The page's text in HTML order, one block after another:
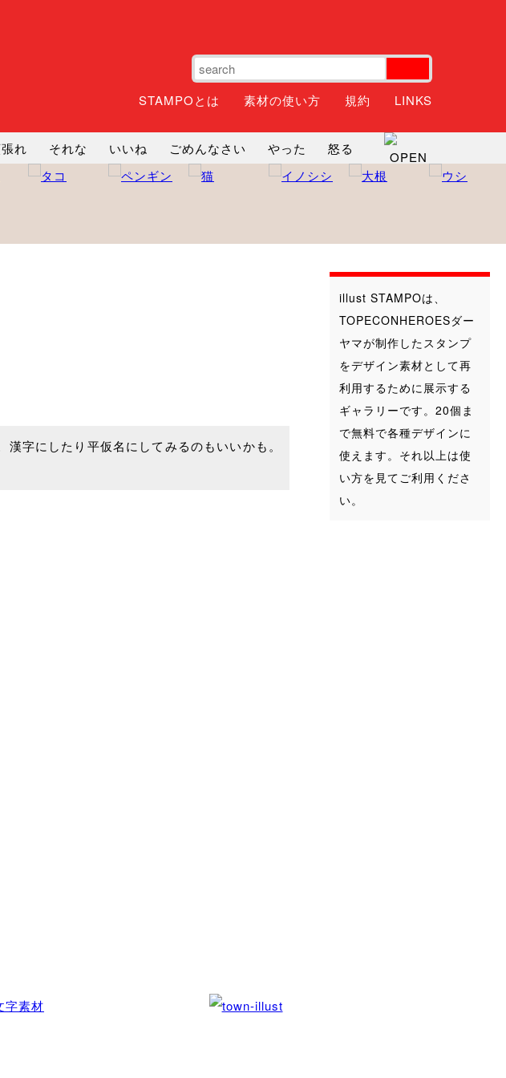
STAMPOとは 素材の使い方 規約 LINKS
れ それな いいね ごめんなさい やった
怒る
おはよう おはよう 神 るんるん ファイト
焦る
字にしたり平仮名にしてみるのもいいかも。
illust STAMPOは、
TOPECONHEROESダー
ヤマが制作したスタンプ
をデザイン素材として再
利用するために展示する
ギャラリーです。20個ま
で無料で各種デザインに
使えます。それ以上は使
い方を見てご利用くださ
い。